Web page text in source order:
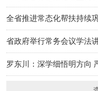
全省推进常态化帮扶持续
考核评估反馈问题整改工
省政府举行常务会议学法
罗东川：深学细悟明方向
育成果转化为高质量发展